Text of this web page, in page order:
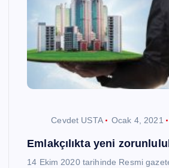
Cevdet USTA Ocak 4, 2021
Emlakçılıkta yeni
14 Ekim 2020 tarihinde Resmi